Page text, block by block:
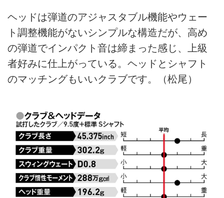
ヘッドは弾道のアジャスタブル機能やウェー
ト調整機能がないシンプルな構造だが、高め
の弾道でインパクト音は締まった感じ、上級
者好みに仕上がっている。ヘッドとシャフト
のマッチングもいいクラブです。（松尾）